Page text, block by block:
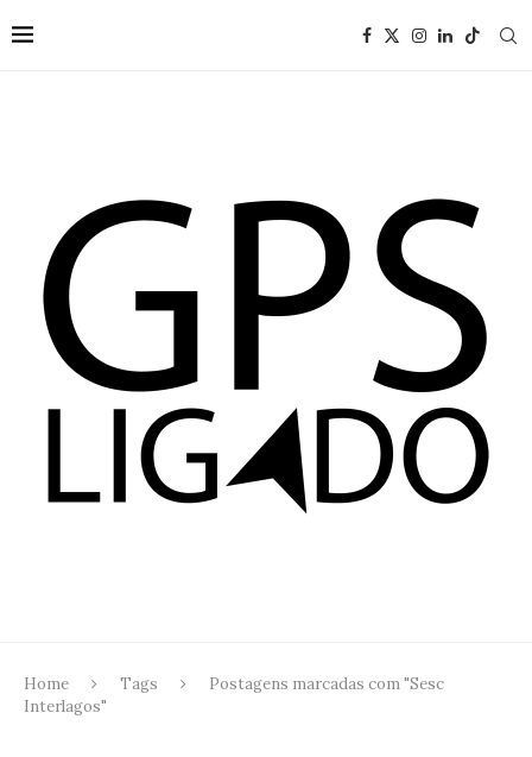
Home Tags
Postagens marcadas com "Sesc
Interlagos"